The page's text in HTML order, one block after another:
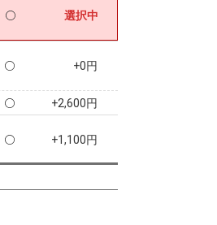
選択中
+0円
+2,600円
+1,100円